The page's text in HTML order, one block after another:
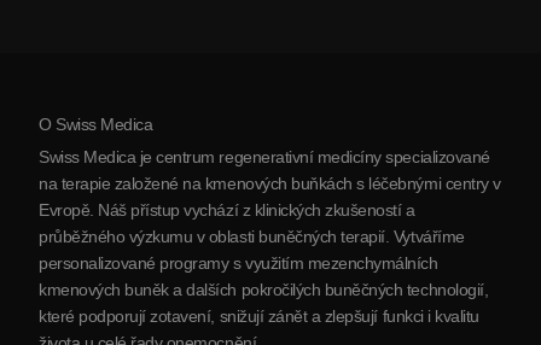
O Srbsku
Partnerství
Kontaktujte nás
O Swiss Medica
Swiss Medica je centrum regenerativní medicíny specializované
na terapie založené na kmenových buňkách s léčebnými centry v
Evropě. Náš přístup vychází z klinických zkušeností a
průběžného výzkumu v oblasti buněčných terapií. Vytváříme
personalizované programy s využitím mezenchymálních
kmenových buněk a dalších pokročilých buněčných technologií,
které podporují zotavení, snižují zánět a zlepšují funkci i kvalitu